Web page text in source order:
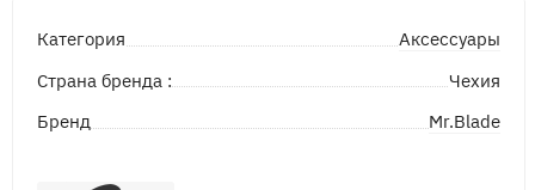
Категория
Аксессуары
Страна бренда :
Чехия
Бренд
Mr.Blade